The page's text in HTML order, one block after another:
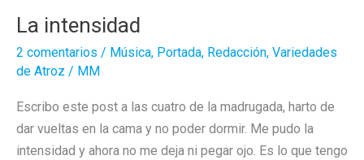
La intensidad
2 comentarios / Música, Portada, Redacción, Variedades
de Atroz / MM
Escribo este post a las cuatro de la madrugada, harto de
dar vueltas en la cama y no poder dormir. Me pudo la
intensidad y ahora no me deja ni pegar ojo. Es lo que tengo